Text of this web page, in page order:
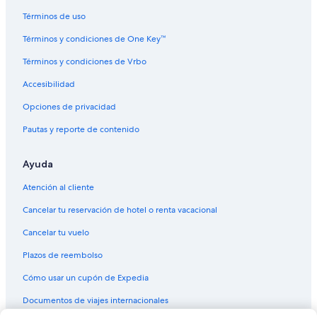
Términos de uso
Términos y condiciones de One Key™
Términos y condiciones de Vrbo
Accesibilidad
Opciones de privacidad
Pautas y reporte de contenido
Ayuda
Atención al cliente
Cancelar tu reservación de hotel o renta vacacional
Cancelar tu vuelo
Plazos de reembolso
Cómo usar un cupón de Expedia
Documentos de viajes internacionales